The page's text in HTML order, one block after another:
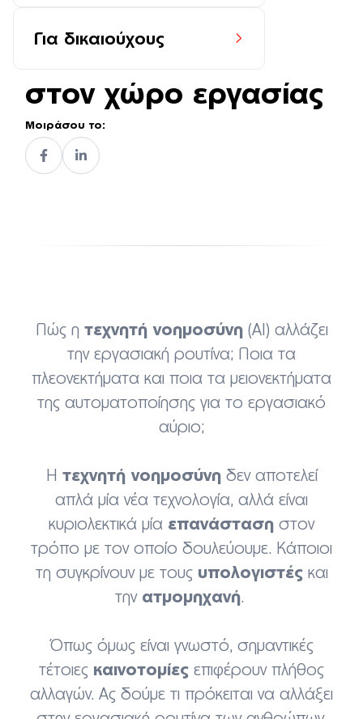
Για δικαιούχους
τεχνητής νοημοσύνης
στον χώρο εργασίας
Μοιράσου το:
Πώς η τεχνητή νοημοσύνη (AI) αλλάζει
την εργασιακή ρουτίνα; Ποια τα
πλεονεκτήματα και ποια τα μειονεκτήματα
της αυτοματοποίησης για το εργασιακό
αύριο;
Η τεχνητή νοημοσύνη δεν αποτελεί
απλά μία νέα τεχνολογία, αλλά είναι
κυριολεκτικά μία επανάσταση στον
τρόπο με τον οποίο δουλεύουμε. Κάποιοι
τη συγκρίνουν με τους υπολογιστές και
την ατμομηχανή.
Όπως όμως είναι γνωστό, σημαντικές
τέτοιες καινοτομίες επιφέρουν πλήθος
αλλαγών. Ας δούμε τι πρόκειται να αλλάξει